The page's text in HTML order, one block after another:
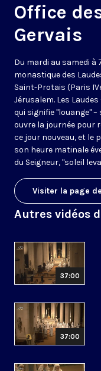
Office
Gervais
Du mardi au samedi à
monastique des
Saint-Protais (Paris
Jérusalem. Les
qui signifie "louange"
ouvre la journée pour
ce jour nouveau, et le
son heure matinale
du Seigneur, "soleil
Visiter la page
Autres vidéos
37:00
37:00